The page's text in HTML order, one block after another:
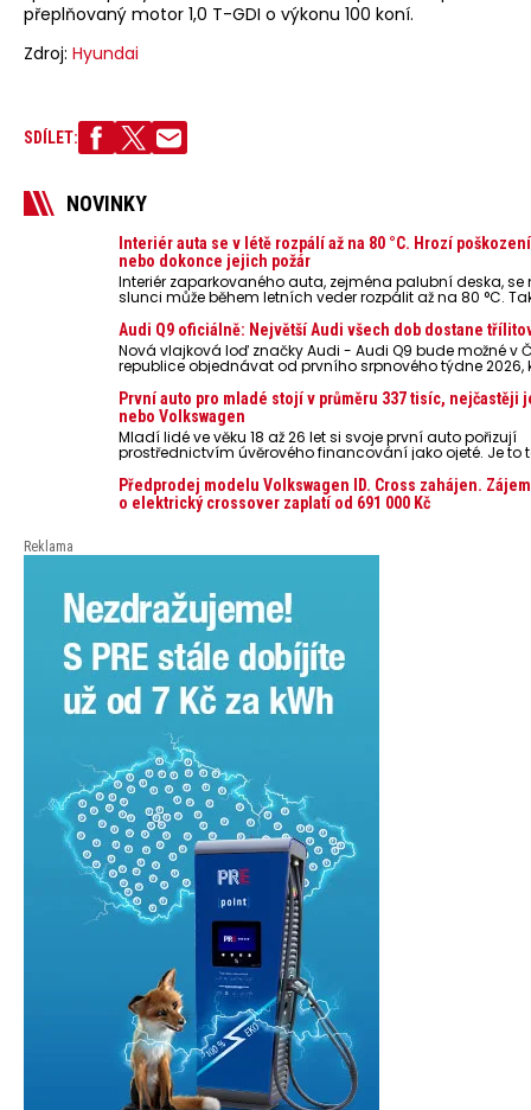
přeplňovaný motor 1,0 T-GDI o výkonu 100 koní.
Zdroj: Hyundai
SDÍLET:
NOVINKY
Interiér auta se v létě rozpálí až na 80 °C. Hrozí
nebo dokonce jejich požár
Interiér zaparkovaného auta, zejména palubní deska,
slunci může během letních veder rozpálit až na 80 °C.
nebo notebooky. Můžou urychlit stárnutí baterií, poškodit
ve výjimečných případech i zvýšit riziko požáru.
Audi Q9 oficiálně: Největší Audi všech dob dostane
Nová vlajková loď značky Audi - Audi Q9 bude možné v
republice objednávat od prvního srpnového týdne 2026,
První auto pro mladé stojí v průměru 337 tisíc, nejčastěji
nebo Volkswagen
Mladí lidé ve věku 18 až 26 let si svoje první auto pořizují
prostřednictvím úvěrového financování jako ojeté. Je to
dosahuje 337 tisíc korun a průměrná financovaná
251 tisíc korun. Vyplývá to z dat Leasingu České
posledních 10 let (2016–2026).
Předprodej modelu Volkswagen ID. Cross zahájen.
o elektrický crossover zaplatí od 691 000 Kč
Reklama